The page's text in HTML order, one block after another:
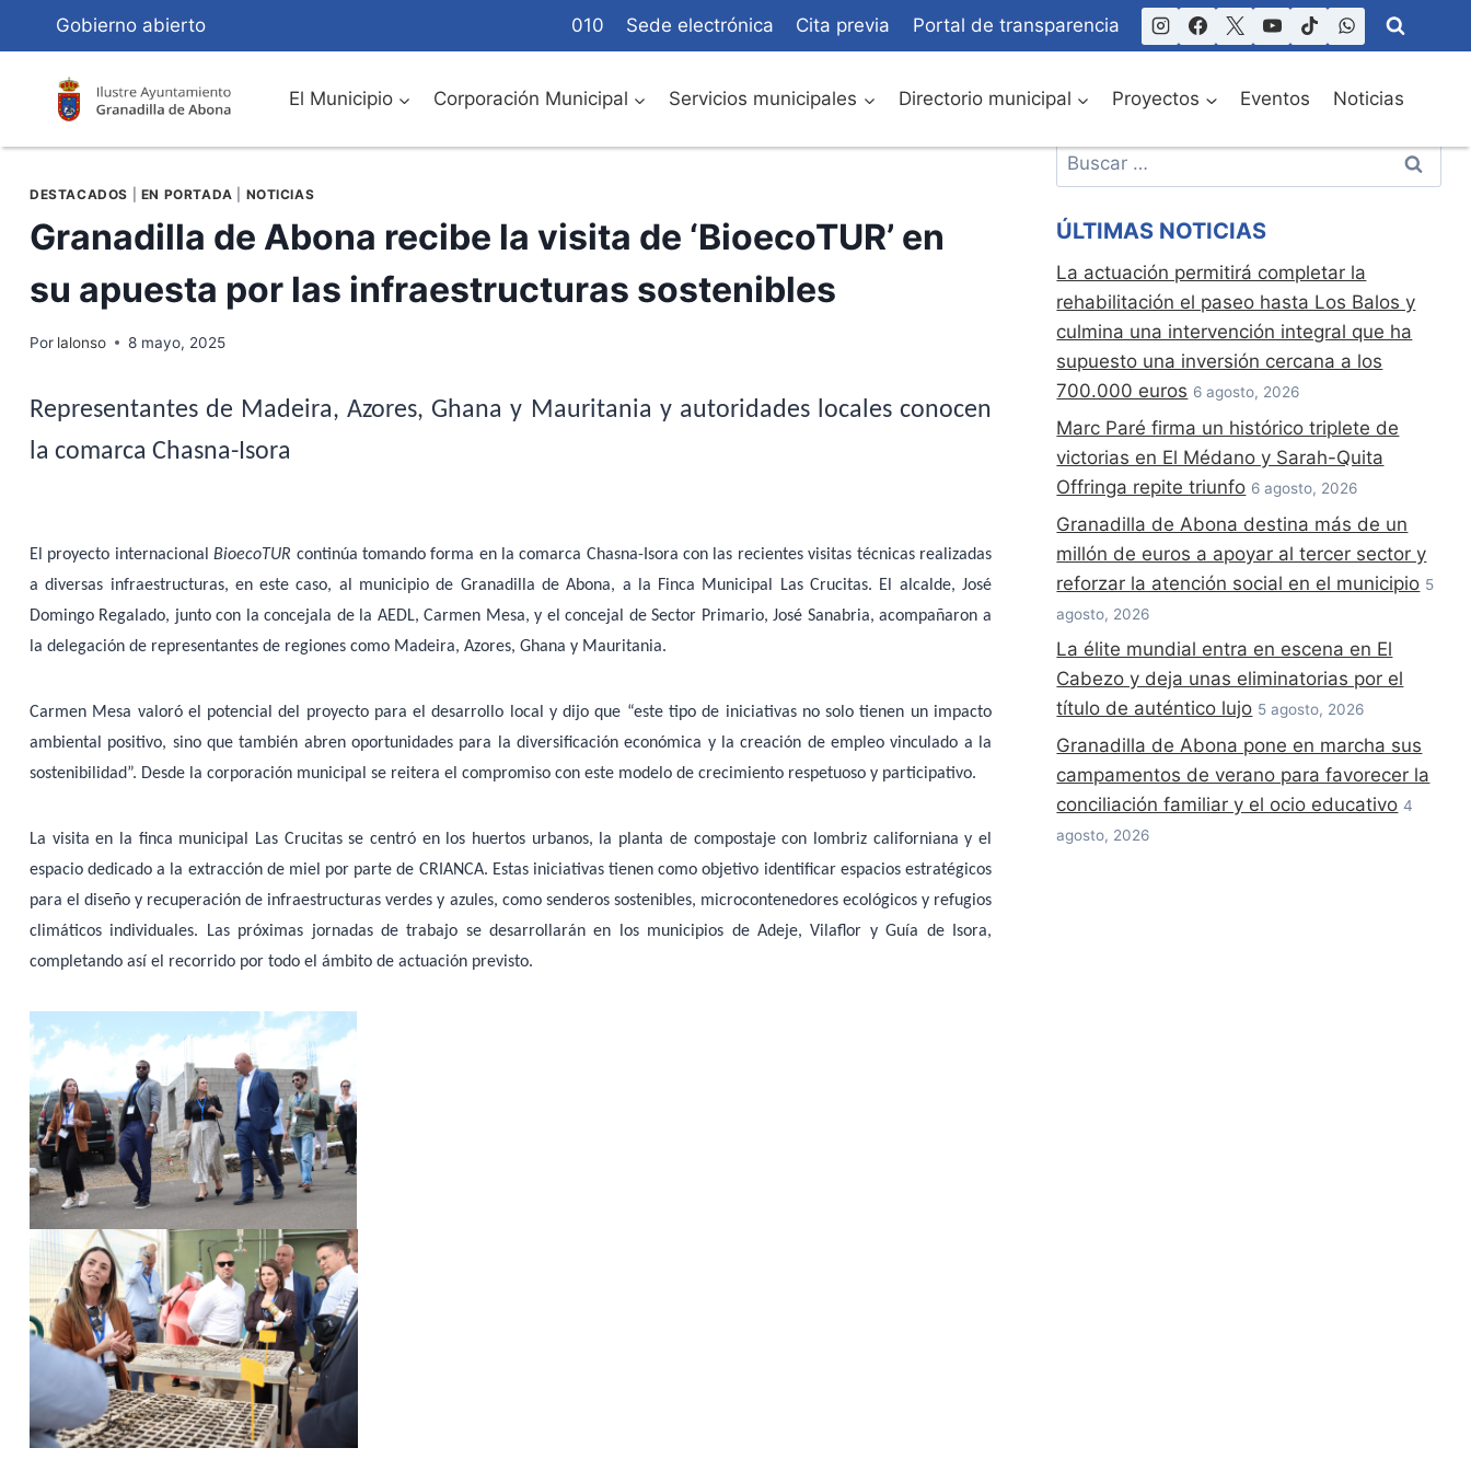
Contenido
Gobierno abierto 010 Sede electrónica Cita previa Portal de transparencia
El Municipio Corporación Municipal Servicios municipales Directorio municipal Proyectos Eventos Noticias
DESTACADOS EN PORTADA NOTICIAS
Granadilla de Abona recibe la visita de ‘BioecoTUR’ en
su apuesta por las infraestructuras sostenibles
Por lalonso 8 mayo, 2025
Representantes de Madeira, Azores, Ghana y Mauritania y autoridades locales conocen
la comarca Chasna-Isora
El proyecto internacionalBioecoTUR continúa tomando forma en la comarca Chasna-Isora con las recientes visitas técnicas realizadas
a diversas infraestructuras, en este caso, al municipio de Granadilla de Abona, a la Finca Municipal Las Crucitas. El alcalde, José
Domingo Regalado, junto con la concejala de la AEDL, Carmen Mesa, y el concejal de Sector Primario, José Sanabria, acompañaron a
la delegación de representantes de regiones como Madeira, Azores, Ghana y Mauritania.
Carmen Mesa valoró el potencial del proyecto para el desarrollo local y dijo que “este tipo de iniciativas no solo tienen un impacto
ambiental positivo, sino que también abren oportunidades para la diversificación económica y la creación de empleo vinculado a la
sostenibilidad”. Desde la corporación municipal se reitera el compromiso con este modelo de crecimiento respetuoso y participativo.
La visita en la finca municipal Las Crucitas se centró en los huertos urbanos, la planta de compostaje con lombriz californiana y el
espacio dedicado a la extracción de miel por parte de CRIANCA. Estas iniciativas tienen como objetivo identificar espacios estratégicos
para el diseño y recuperación de infraestructuras verdes y azules, como senderos sostenibles, microcontenedores ecológicos y refugios
climáticos individuales. Las próximas jornadas de trabajo se desarrollarán en los municipios de Adeje, Vilaflor y Guía de Isora,
completando así el recorrido por todo el ámbito de actuación previsto.
Buscar:
ÚLTIMAS NOTICIAS
La actuación permitirá completar la
rehabilitación el paseo hasta Los Balos y
culmina una intervención integral que ha
supuesto una inversión cercana a los
700.000 euros 6 agosto, 2026
Marc Paré firma un histórico triplete de
victorias en El Médano y Sarah-Quita
Offringa repite triunfo 6 agosto, 2026
Granadilla de Abona destina más de un
millón de euros a apoyar al tercer sector y
reforzar la atención social en el municipio 5
agosto, 2026
La élite mundial entra en escena en El
Cabezo y deja unas eliminatorias por el
título de auténtico lujo 5 agosto, 2026
Granadilla de Abona pone en marcha sus
campamentos de verano para favorecer la
conciliación familiar y el ocio educativo 4
agosto, 2026